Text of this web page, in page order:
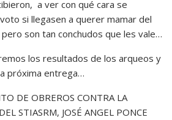
a ver con qué cara se
si llegasen a querer mamar del
son tan conchudos que les vale…
los resultados de los arqueos y
próxima entrega…
DE OBREROS CONTRA LA
STIASRM, JOSÉ ANGEL PONCE